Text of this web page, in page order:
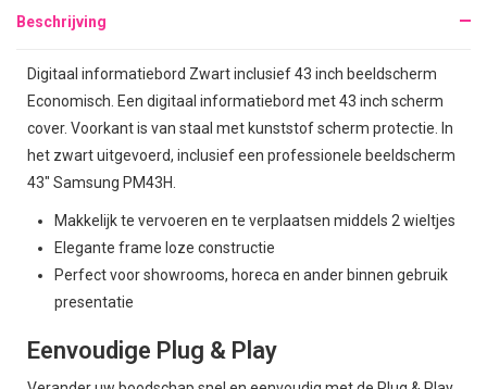
Beschrijving
Digitaal informatiebord Zwart inclusief 43 inch beeldscherm
Economisch. Een digitaal informatiebord met 43 inch scherm
cover. Voorkant is van staal met kunststof scherm protectie. In
het zwart uitgevoerd, inclusief een professionele beeldscherm
43" Samsung PM43H.
Makkelijk te vervoeren en te verplaatsen middels 2 wieltjes
Elegante frame loze constructie
Perfect voor showrooms, horeca en ander binnen gebruik
presentatie
Eenvoudige Plug & Play